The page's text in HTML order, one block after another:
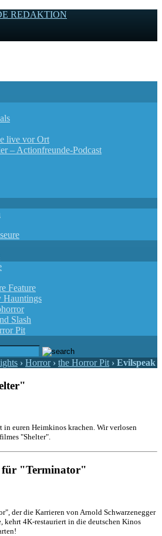
REDAKTION
live vor Ort
– Actionfreunde-Podcast
Feature
Hauntings
Slash
Pit
› Horror › the Horror Pit › Evilspeak
in euren Heimkinos krachen. Wir verlosen
"Shelter".
für "Terminator"
der die Karrieren von Arnold Schwarzenegger
kehrt 4K-restauriert in die deutschen Kinos